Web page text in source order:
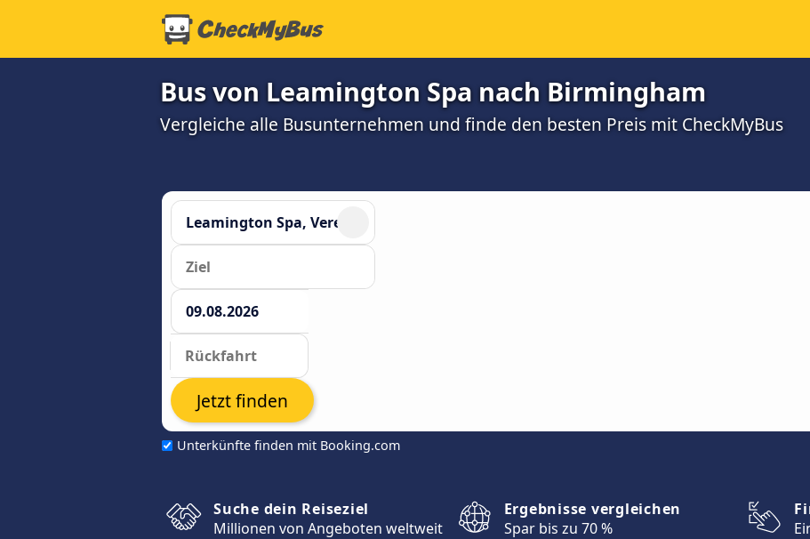
Bus von Leamington Spa nach Birmingham
Vergleiche alle Busunternehmen und finde den besten Preis mit CheckMyBus
Unterkünfte finden mit Booking.com
Jetzt finden
Suche dein Reiseziel
Millionen von Angeboten weltweit
Ergebnisse vergleichen
Spar bis zu 70 %